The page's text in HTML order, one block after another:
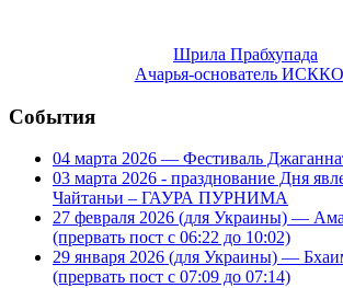
Шрила Прабхупада
Ачарья-основатель
События
04 марта 2026 — Фестиваль
03 марта 2026 - празднование Дня
Чайтаньи – ГАУРА ПУРНИМА
27 февраля 2026 (для Украины) —
(прервать пост с 06:22 до 10:02)
29 января 2026 (для Украины) —
(прервать пост с 07:09 до 07:14)